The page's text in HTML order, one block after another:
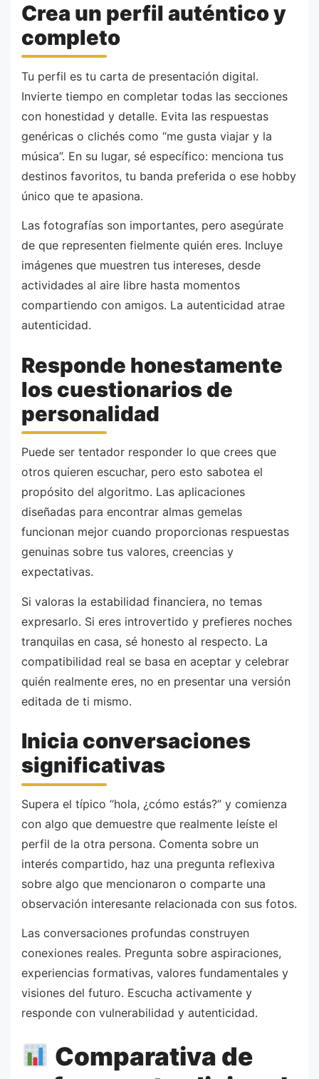
Crea un perfil auténtico y
completo
Tu perfil es tu carta de presentación digital.
Invierte tiempo en completar todas las secciones
con honestidad y detalle. Evita las respuestas
genéricas o clichés como “me gusta viajar y la
música”. En su lugar, sé específico: menciona tus
destinos favoritos, tu banda preferida o ese hobby
único que te apasiona.
Las fotografías son importantes, pero asegúrate
de que representen fielmente quién eres. Incluye
imágenes que muestren tus intereses, desde
actividades al aire libre hasta momentos
compartiendo con amigos. La autenticidad atrae
autenticidad.
Responde honestamente
los cuestionarios de
personalidad
Puede ser tentador responder lo que crees que
otros quieren escuchar, pero esto sabotea el
propósito del algoritmo. Las aplicaciones
diseñadas para encontrar almas gemelas
funcionan mejor cuando proporcionas respuestas
genuinas sobre tus valores, creencias y
expectativas.
Si valoras la estabilidad financiera, no temas
expresarlo. Si eres introvertido y prefieres noches
tranquilas en casa, sé honesto al respecto. La
compatibilidad real se basa en aceptar y celebrar
quién realmente eres, no en presentar una versión
editada de ti mismo.
Inicia conversaciones
significativas
Supera el típico “hola, ¿cómo estás?” y comienza
con algo que demuestre que realmente leíste el
perfil de la otra persona. Comenta sobre un
interés compartido, haz una pregunta reflexiva
sobre algo que mencionaron o comparte una
observación interesante relacionada con sus fotos.
Las conversaciones profundas construyen
conexiones reales. Pregunta sobre aspiraciones,
experiencias formativas, valores fundamentales y
visiones del futuro. Escucha activamente y
responde con vulnerabilidad y autenticidad.
Comparativa de